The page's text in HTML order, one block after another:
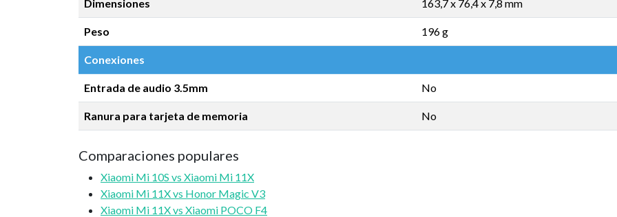
Dimensiones 163,7 x 76,4 x 7,8 mm
Peso 196 g
Conexiones
Entrada de audio 3.5mm No
Ranura para tarjeta de memoria No
Comparaciones populares
Xiaomi Mi 10S vs Xiaomi Mi 11X
Xiaomi Mi 11X vs Honor Magic V3
Xiaomi Mi 11X vs Xiaomi POCO F4